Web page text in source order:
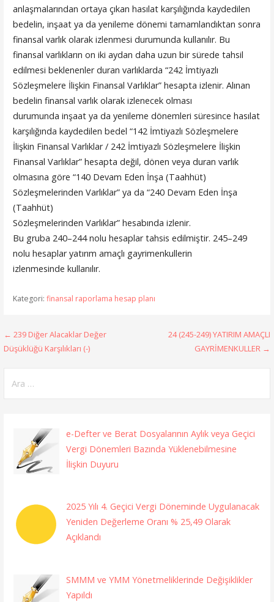
anlaşmalarından ortaya çıkan hasılat karşılığında kaydedilen
bedelin, inşaat ya da yenileme dönemi tamamlandıktan sonra
finansal varlık olarak izlenmesi durumunda kullanılır. Bu
finansal varlıkların on iki aydan daha uzun bir sürede tahsil
edilmesi beklenenler duran varlıklarda “242 İmtiyazlı
Sözleşmelere İlişkin Finansal Varlıklar” hesapta izlenir. Alınan
bedelin finansal varlık olarak izlenecek olması
durumunda inşaat ya da yenileme dönemleri süresince hasılat
karşılığında kaydedilen bedel “142 İmtiyazlı Sözleşmelere
İlişkin Finansal Varlıklar / 242 İmtiyazlı Sözleşmelere İlişkin
Finansal Varlıklar” hesapta değil, dönen veya duran varlık
olmasına göre “140 Devam Eden İnşa (Taahhüt)
Sözleşmelerinden Varlıklar” ya da “240 Devam Eden İnşa
(Taahhüt)
Sözleşmelerinden Varlıklar” hesabında izlenir.
Bu gruba 240–244 nolu hesaplar tahsis edilmiştir. 245–249
nolu hesaplar yatırım amaçlı gayrimenkullerin
izlenmesinde kullanılır.
Kategori: finansal raporlama hesap planı
Yazı
gezinmesi
← 239 Diğer Alacaklar Değer
Düşüklüğü Karşılıkları (-)
24 (245-249) YATIRIM AMAÇLI
GAYRİMENKULLER →
e-Defter ve Berat Dosyalarının Aylık veya Geçici
Vergi Dönemleri Bazında Yüklenebilmesine
İlişkin Duyuru
2025 Yılı 4. Geçici Vergi Döneminde Uygulanacak
Yeniden Değerleme Oranı % 25,49 Olarak
Açıklandı
SMMM ve YMM Yönetmeliklerinde Değişiklikler
Yapıldı